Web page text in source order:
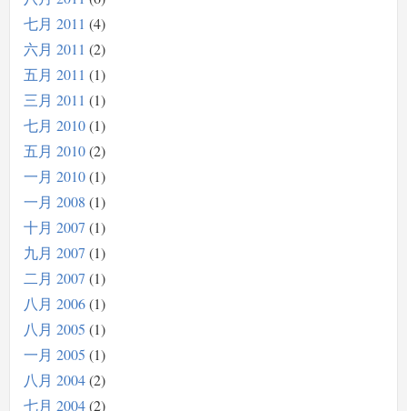
七月 2011 4
六月 2011 2
五月 2011
1
三月 2011
1
七月 2010 1
五月 2010 2
一月 2010 1
一月 2008 1
十月 2007 1
九月 2007 1
二月 2007 1
八月 2006 1
八月 2005 1
一月 2005 1
八月 2004 2
七月 2004 2